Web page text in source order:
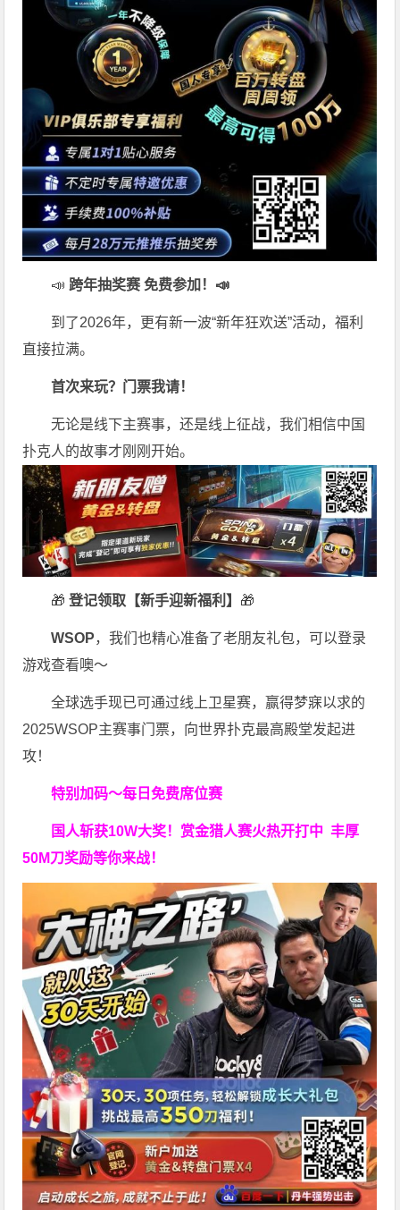
📣 跨年抽奖赛 免费参加 ！📣
到了2026年，更有新一波“新年狂欢送”活动，福利
直接拉满。
首次来玩？门票我请！
无论是线下主赛事，还是线上征战，我们相信中国
扑克人的故事才刚刚开始。
🎁 登记领取【新手迎新福利】 🎁
WSOP，我们也精心准备了老朋友礼包，可以登录
游戏查看噢～
全球选手现已可通过线上卫星赛，赢得梦寐以求的
2025WSOP主赛事门票，向世界扑克最高殿堂发起进
攻！
特别加码～每日免费席位赛
国人斩获10W大奖！ 赏金猎人赛火热开打中 丰厚
50M刀奖励等你来战！